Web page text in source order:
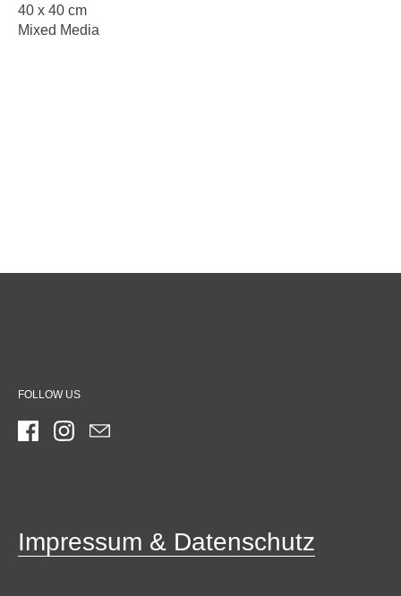
40 x 40 cm
Mixed Media
FOLLOW US
FacebookInstagram
Email
Impressum & Datenschutz